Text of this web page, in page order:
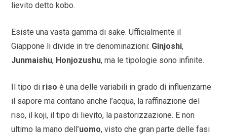
lievito detto kobo.
Esiste una vasta gamma di sake. Ufficialmente il
Giappone li divide in tre denominazioni: Ginjoshi,
Junmaishu, Honjozushu, ma le tipologie sono infinite.
Il tipo di riso è una delle variabili in grado di influenzarne
il sapore ma contano anche l’acqua, la raffinazione del
riso, il koji, il tipo di lievito, la pastorizzazione. E non
ultimo la mano dell’uomo, visto che gran parte delle fasi